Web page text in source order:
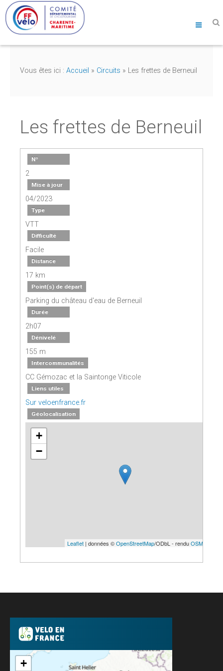
Vous êtes ici : Accueil » Circuits » Les frettes de Berneuil
Les frettes de Berneuil
Nº
2
Mise à jour
04/2023
Type
VTT
Difficulté
Facile
Distance
17 km
Point(s) de départ
Parking du château d'eau de Berneuil
Durée
2h07
Dénivelé
155 m
Intercommunalités
CC Gémozac et la Saintonge Viticole
Liens utiles
Sur veloenfrance.fr
Géolocalisation
+
−
Leaflet | données ©OpenStreetMap/ODbL - renduOSM France